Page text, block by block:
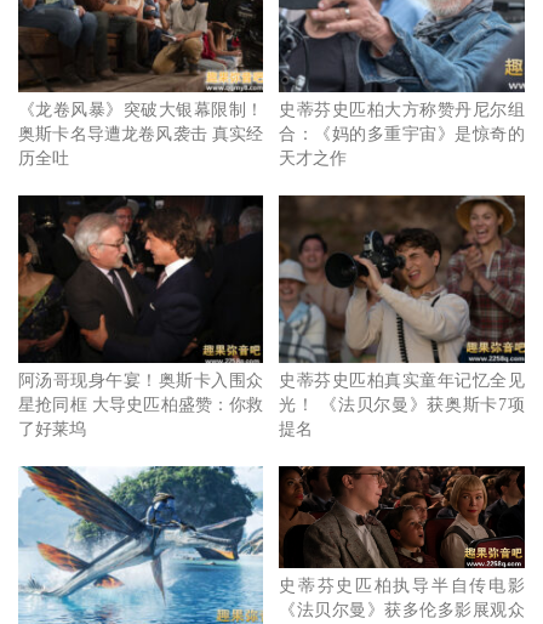
《龙卷风暴》突破大银幕限制！
奥斯卡名导遭龙卷风袭击 真实经
历全吐
史蒂芬史匹柏大方称赞丹尼尔组
合：《妈的多重宇宙》是惊奇的
天才之作
阿汤哥现身午宴！奥斯卡入围众
星抢同框 大导史匹柏盛赞：你救
了好莱坞
史蒂芬史匹柏真实童年记忆全见
光！ 《法贝尔曼》获奥斯卡7项
提名
史蒂芬史匹柏执导半自传电影
《法贝尔曼》获多伦多影展观众